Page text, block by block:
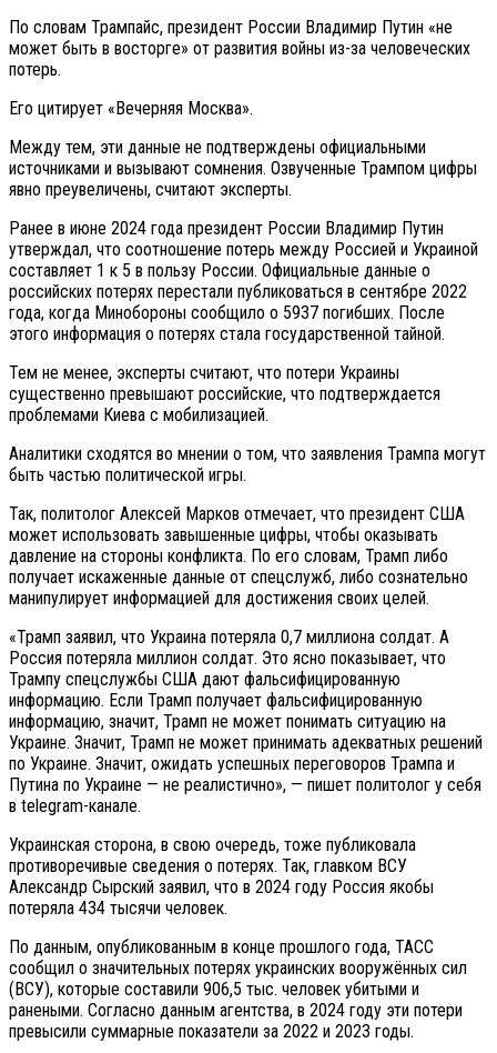
По словам Трампайс, президент России Владимир Путин «не
может быть в восторге» от развития войны из-за человеческих
потерь.
Его цитирует «Вечерняя Москва».
Между тем, эти данные не подтверждены официальными
источниками и вызывают сомнения. Озвученные Трампом цифры
явно преувеличены, считают эксперты.
Ранее в июне 2024 года президент России Владимир Путин
утверждал, что соотношение потерь между Россией и Украиной
составляет 1 к 5 в пользу России. Официальные данные о
российских потерях перестали публиковаться в сентябре 2022
года, когда Минобороны сообщило о 5937 погибших. После
этого информация о потерях стала государственной тайной.
Тем не менее, эксперты считают, что потери Украины
существенно превышают российские, что подтверждается
проблемами Киева с мобилизацией.
Аналитики сходятся во мнении о том, что заявления Трампа могут
быть частью политической игры.
Так, политолог Алексей Марков отмечает, что президент США
может использовать завышенные цифры, чтобы оказывать
давление на стороны конфликта. По его словам, Трамп либо
получает искаженные данные от спецслужб, либо сознательно
манипулирует информацией для достижения своих целей.
«Трамп заявил, что Украина потеряла 0,7 миллиона солдат. А
Россия потеряла миллион солдат. Это ясно показывает, что
Трампу спецслужбы США дают фальсифицированную
информацию. Если Трамп получает фальсифицированную
информацию, значит, Трамп не может понимать ситуацию на
Украине. Значит, Трамп не может принимать адекватных решений
по Украине. Значит, ожидать успешных переговоров Трампа и
Путина по Украине — не реалистично», — пишет политолог у себя
в telegram-канале.
Украинская сторона, в свою очередь, тоже публиковала
противоречивые сведения о потерях. Так, главком ВСУ
Александр Сырский заявил, что в 2024 году Россия якобы
потеряла 434 тысячи человек.
По данным, опубликованным в конце прошлого года, ТАСС
сообщил о значительных потерях украинских вооружённых сил
(ВСУ), которые составили 906,5 тыс. человек убитыми и
ранеными. Согласно данным агентства, в 2024 году эти потери
превысили суммарные показатели за 2022 и 2023 годы.